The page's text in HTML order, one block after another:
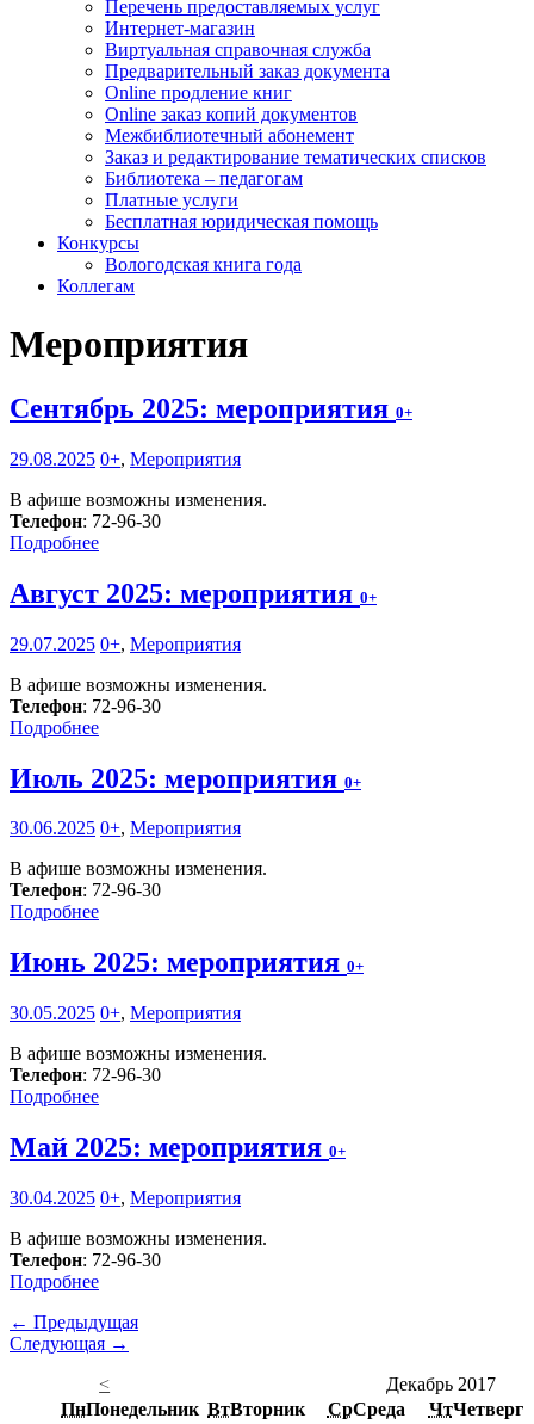
Перечень предоставляемых услуг
Интернет-магазин
Виртуальная справочная служба
Предварительный заказ документа
Online продление книг
Online заказ копий документов
Межбиблиотечный абонемент
Заказ и редактирование тематических списков
Библиотека – педагогам
Платные услуги
Бесплатная юридическая помощь
Конкурсы
Вологодская книга года
Коллегам
Мероприятия
Сентябрь 2025: мероприятия 0+
29.08.2025 0+, Мероприятия
В афише возможны изменения.
Телефон: 72-96-30
Подробнее
Август 2025: мероприятия 0+
29.07.2025 0+, Мероприятия
В афише возможны изменения.
Телефон: 72-96-30
Подробнее
Июль 2025: мероприятия 0+
30.06.2025 0+, Мероприятия
В афише возможны изменения.
Телефон: 72-96-30
Подробнее
Июнь 2025: мероприятия 0+
30.05.2025 0+, Мероприятия
В афише возможны изменения.
Телефон: 72-96-30
Подробнее
Май 2025: мероприятия 0+
30.04.2025 0+, Мероприятия
В афише возможны изменения.
Телефон: 72-96-30
Подробнее
← Предыдущая
Следующая →
<
Декабрь 2017
ПнПонедельник ВтВторник СрСреда ЧтЧетверг